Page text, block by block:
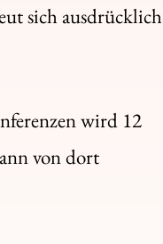
sich ausdrücklich
wird 12
von dort